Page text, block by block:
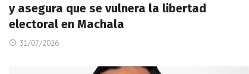
y asegura que se vulnera la libertad
electoral en Machala
31/07/2026